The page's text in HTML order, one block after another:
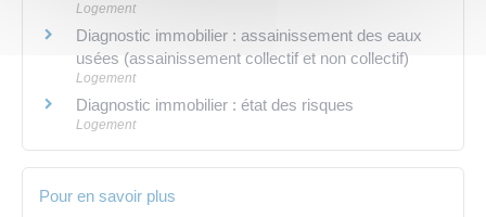
Logement
Diagnostic immobilier : assainissement des eaux
usées (assainissement collectif et non collectif)
Logement
Diagnostic immobilier : état des risques
Logement
Pour en savoir plus